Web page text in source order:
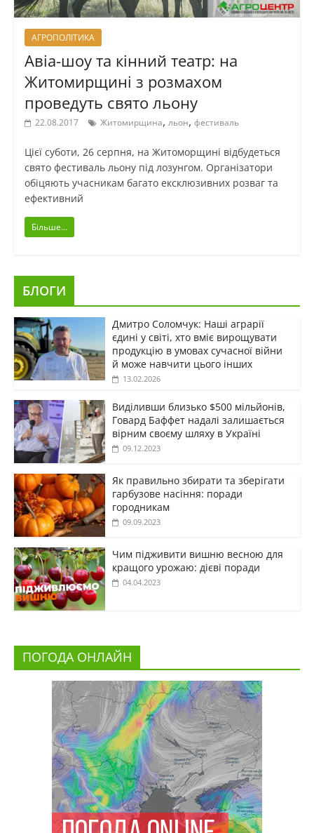
АГРОПОЛІТИКА
Авіа-шоу та кінний театр: на
Житомирщині з розмахом
проведуть свято льону
22.08.2017 Житомирщина, льон, фестиваль
Цієї суботи, 26 серпня, на Житоморщині відбудеться
свято фестиваль льону під лозунгом. Організатори
обіцяють учасникам багато ексклюзивних розваг та
ефективний
Більше...
БЛОГИ
Дмитро Соломчук: Наші аграрії
єдині у світі, хто вміє вирощувати
продукцію в умовах сучасної війни
й може навчити цього інших
13.02.2026
Виділивши близько $500 мільйонів,
Говард Баффет надалі залишається
вірним своєму шляху в Україні
09.12.2023
Як правильно збирати та зберігати
гарбузове насіння: поради
городникам
09.09.2023
Чим підживити вишню весною для
кращого урожаю: дієві поради
04.04.2023
ПОГОДА ОНЛАЙН